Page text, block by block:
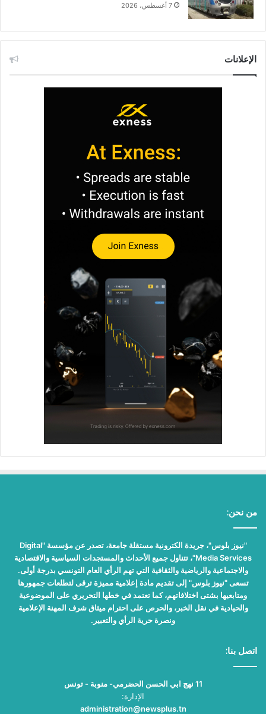
7 أغسطس، 2026
الإعلانات
من نحن:
"نيوز بلوس"، جريدة الكترونية مستقلة جامعة، تصدر عن مؤسسة "Digital
Media Services"، تتناول جميع الأحداث والمستجدات السياسية والاقتصادية
والاجتماعية والرياضية والثقافية التي تهم الرأي العام التونسي بدرجة أولى.
تسعى "نيوز بلوس" إلى تقديم مادة إعلامية مميزة ترقى لتطلعات جمهورها
ومتابعيها بشتى اختلافاتهم، كما تعتمد في خطها التحريري على الموضوعية
والحيادية في نقل الخبر، والحرص على احترام ميثاق شرف المهنة الإعلامية
ونصرة حرية الرأي والتعبير.
اتصل بنا:
11 نهج ابي الحسن الحضرمي- منوبة - تونس
الإدارة:
administration@newsplus.tn